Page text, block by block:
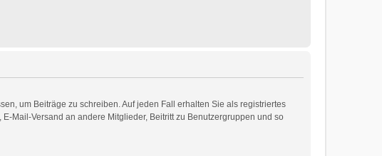
um Beiträge zu schreiben. Auf jeden Fall erhalten Sie als registriertes
Mail-Versand an andere Mitglieder, Beitritt zu Benutzergruppen und so